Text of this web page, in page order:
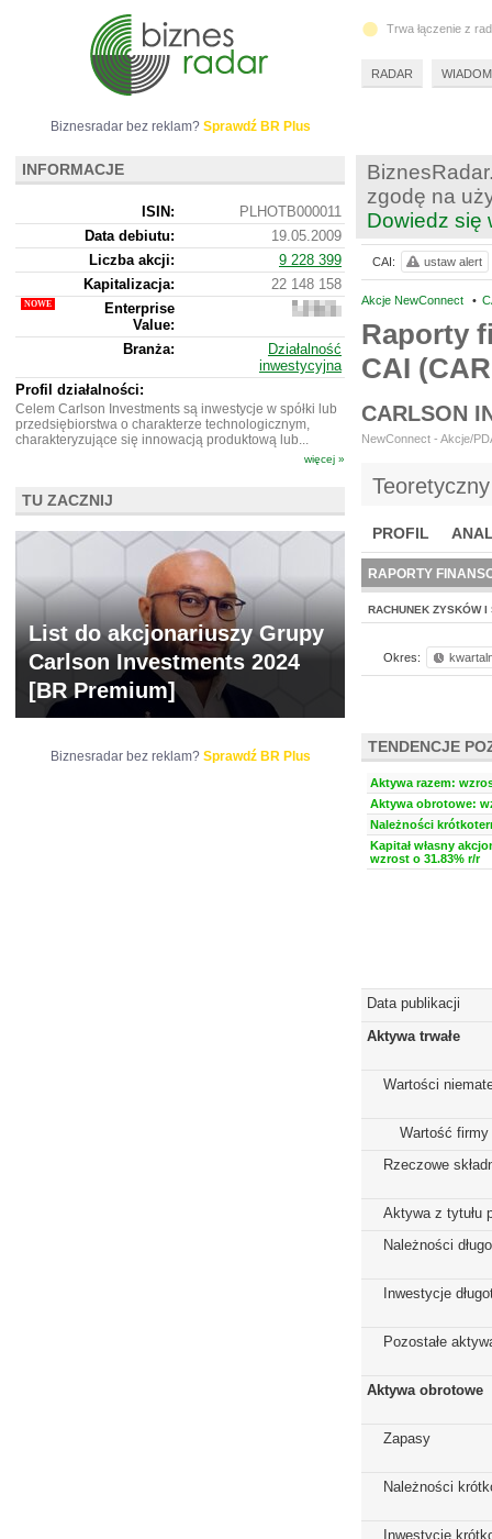
zgodę na
Dowiedz się
Akcje NewConnect •
Raporty
CAI
CARLSON
NewConnect - Akcje/
PROFIL
BR LAB
RAPORTY
RACHUNEK ZYSKÓW I
Okres:
TENDENCJE
Aktywa razem:
Aktywa obrotowe:
Należności
Kapitał własny
wzrost o 31.83% r/r
Data publikacji
Aktywa trwałe
Wartości
Wartość firmy
Rzeczowe
Aktywa z tytułu
Należności
Inwestycje
Pozostałe
Aktywa obrotowe
Zapasy
Należności
Inwestycje
CAI: ustaw alert
Biznesradar bez reklam? Sprawdź BR Plus
INFORMACJE
ISIN:
PLHOTB000011
Data debiutu:
19.05.2009
Liczba akcji:
9 228 399
Kapitalizacja:
22 148 158
Enterprise
Value:
22
158
Branża:
Działalność
inwestycyjna
Profil działalności:
Celem Carlson Investments są inwestycje w spółki lub
przedsiębiorstwa o charakterze technologicznym,
charakteryzujące się innowacją produktową lub...
więcej »
TU ZACZNIJ
List do akcjonariuszy Grupy
Carlson Investments 2024
[BR Premium]
Biznesradar bez reklam? Sprawdź BR Plus
Trwa łączenie z
RADAR